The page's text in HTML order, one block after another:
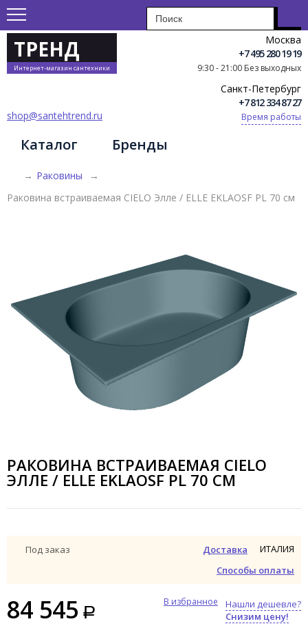
ТРЕНД
Интернет-магазин сантехники
Москва
+7 495 280 19 19
9:30 - 21:00 Без выходных
Санкт-Петербург
+7 812 334 87 27
Время работы
shop@santehtrend.ru
Каталог Бренды
→ Раковины
→
Раковина встраиваемая CIELO Элле / ELLE EKLAOSF PL 70 см
РАКОВИНА ВСТРАИВАЕМАЯ CIELO
ЭЛЛЕ / ELLE EKLAOSF PL 70 СМ
Под заказ
Доставка
Способы оплаты
ИТАЛИЯ
84 545
Нашли дешевле?
Снизим цену!
В избранное